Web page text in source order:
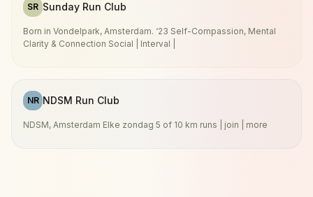
SR Sunday Run Club
Born in Vondelpark, Amsterdam. ‘23 Self-Compassion, Mental
Clarity & Connection Social | Interval |
NR NDSM Run Club
NDSM, Amsterdam Elke zondag 5 of 10 km runs | join | more